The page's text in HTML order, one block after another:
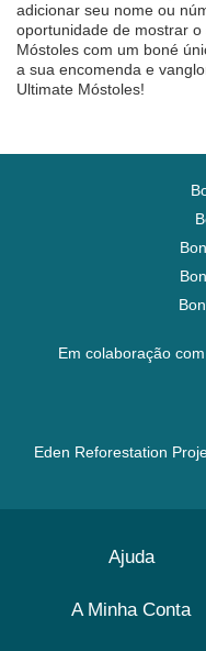
adicionar seu nome ou
oportunidade de mostrar
Móstoles com um boné
a sua encomenda e
Ultimate Móstoles!
Em colaboração com
Eden Reforestation
Ajuda
A Minha Conta